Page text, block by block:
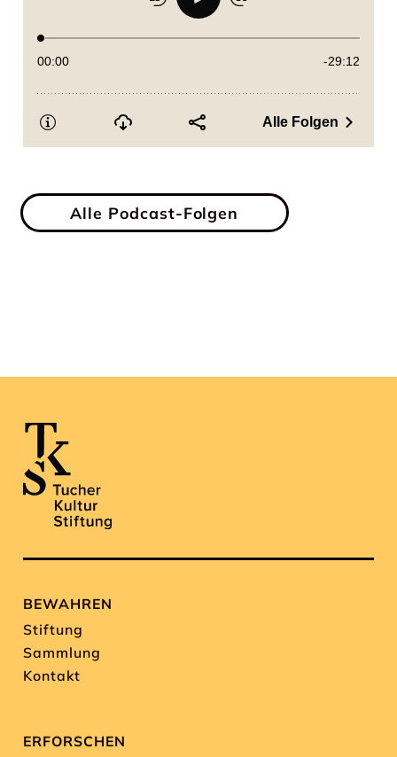
Alle Podcast-Folgen
BEWAHREN
Stiftung
Sammlung
Kontakt
ERFORSCHEN